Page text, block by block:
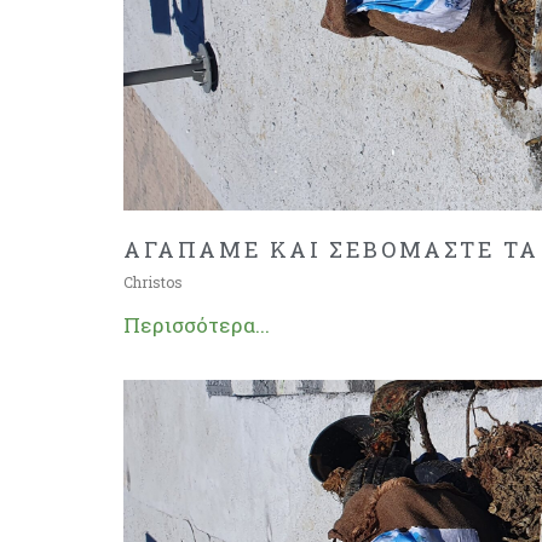
ΑΓΑΠΑΜΕ ΚΑΙ ΣΕΒΟΜΑΣΤΕ
Christos
Περισσότερα...